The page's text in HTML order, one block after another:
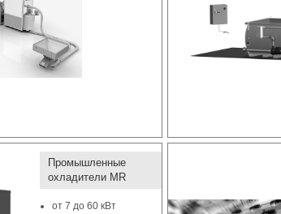
Промышленные
охладители MR
от 7 до 60 кВт